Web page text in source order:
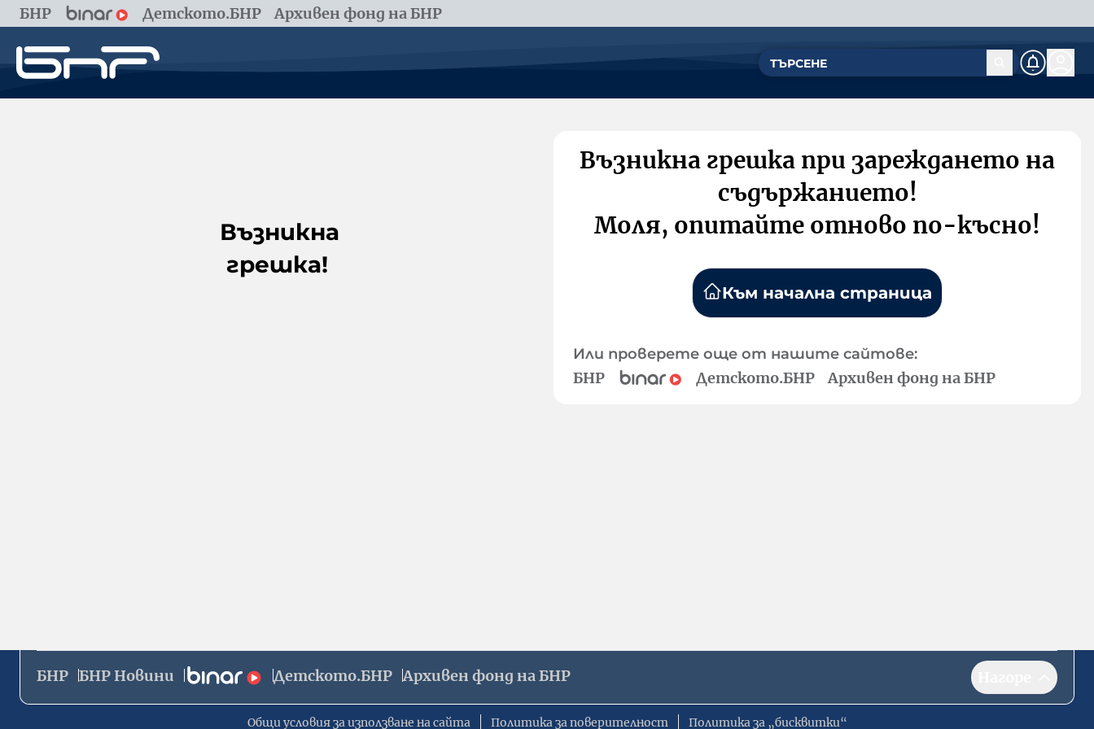
БНР Детското.БНР Архивен фонд на БНР
Възникна
грешка!
Възникна грешка при зареждането на
съдържанието!
Моля, опитайте отново по-късно!
Към начална страница
Или проверете още от нашите сайтове:
БНР Детското.БНР Архивен фонд на БНР
БНР БНР Новини Детското.БНР Архивен фонд на БНР
Общи условия за използване на сайта Политика за поверителност Политика за „бисквитки“